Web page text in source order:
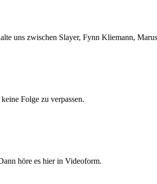
uns zwischen Slayer, Fynn Kliemann,
Folge zu verpassen.
höre es hier in Videoform.